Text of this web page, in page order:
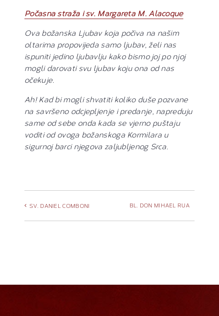
Počasna straža i sv. Margareta M. Alacoque
Ova božanska Ljubav koja počiva na našim
oltarima propovijeda samo ljubav, želi nas
ispuniti jedino ljubavlju kako bismo joj po njoj
mogli darovati svu ljubav koju ona od nas
očekuje.
Ah! Kad bi mogli shvatiti koliko duše pozvane
na savršeno odcjepljenje i predanje, napreduju
same od sebe onda kada se vjerno puštaju
voditi od ovoga božanskoga Kormilara u
sigurnoj barci njegova zaljubljenog Srca.
SV. DANIEL COMBONI BL. DON MIHAEL RUA